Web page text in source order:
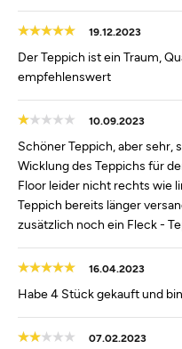
19.12.2023
Der Teppich ist ein Traum,
empfehlenswert
10.09.2023
Schöner Teppich, aber sehr,
Wicklung des Teppichs für
Floor leider nicht rechts wie
Teppich bereits länger
zusätzlich noch ein Fleck -
16.04.2023
Habe 4 Stück gekauft und
07.02.2023